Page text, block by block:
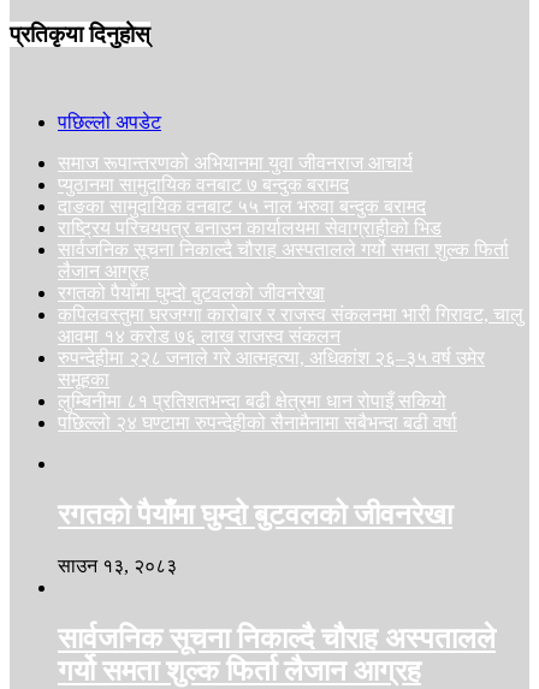
प्रतिकृया दिनुहोस्
पछिल्लो अपडेट
समाज रूपान्तरणको अभियानमा युवा जीवनराज आचार्य
प्युठानमा सामुदायिक वनबाट ७ बन्दुक बरामद
दाङका सामुदायिक वनबाट ५५ नाल भरुवा बन्दुक बरामद
राष्ट्रिय परिचयपत्र बनाउन कार्यालयमा सेवाग्राहीको भिड
सार्वजनिक सूचना निकाल्दै चौराह अस्पतालले गर्यो समता शुल्क फिर्ता
लैजान आग्रह
रगतको पैयाँमा घुम्दो बुटवलको जीवनरेखा
कपिलवस्तुमा घरजग्गा कारोबार र राजस्व संकलनमा भारी गिरावट, चालु
आवमा १४ करोड ७६ लाख राजस्व संकलन
रुपन्देहीमा २२८ जनाले गरे आत्महत्या, अधिकांश २६–३५ वर्ष उमेर
समूहका
लुम्बिनीमा ८१ प्रतिशतभन्दा बढी क्षेत्रमा धान रोपाइँ सकियो
पछिल्लो २४ घण्टामा रुपन्देहीको सैनामैनामा सबैभन्दा बढी वर्षा
रगतको पैयाँमा घुम्दो बुटवलको जीवनरेखा
साउन १३, २०८३
सार्वजनिक सूचना निकाल्दै चौराह अस्पतालले
गर्यो समता शुल्क फिर्ता लैजान आग्रह